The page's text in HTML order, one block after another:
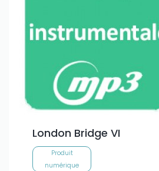
London Bridge VI
Produit
numérique